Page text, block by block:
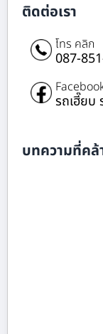
ติดต่อเรา
โทร คลิก
087-
รถเฮี๊ยบ
บทความที่คล้